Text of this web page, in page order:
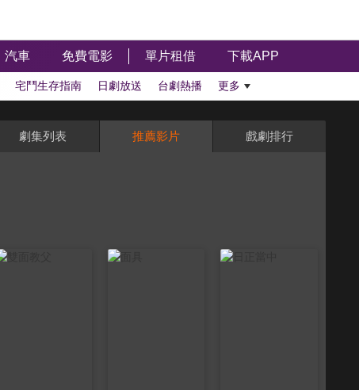
汽車 免費電影 單片租借 下載APP
宅鬥生存指南 日劇放送 台劇熱播 更多
劇集列表 推薦影片 戲劇排行